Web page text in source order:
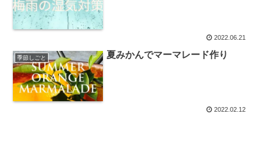
2022.06.21
季節しごと 夏みかんでマーマレード作り
2022.02.12